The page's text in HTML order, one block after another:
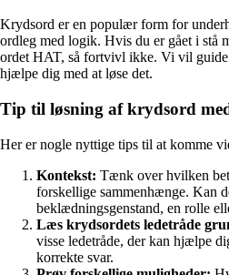
Krydsord er en populær form for
ordleg med logik. Hvis du er gået i stå
ordet HAT, så fortvivl ikke. Vi vil guide
hjælpe dig med at løse det.
Tip til løsning af krydsord
Her er nogle nyttige tips til at komme
Kontekst: Tænk over hvilken
forskellige sammenhænge. Kan
beklædningsgenstand, en rolle
Læs krydsordets ledetråde
visse ledetråde, der kan hjælpe
korrekte svar.